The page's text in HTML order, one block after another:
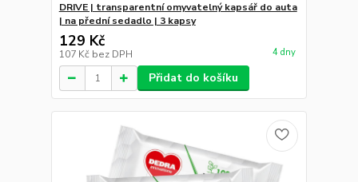
DRIVE | transparentní omyvatelný kapsář do auta
| na přední sedadlo | 3 kapsy
129 Kč
107 Kč bez DPH 4 dny
Přidat do košíku